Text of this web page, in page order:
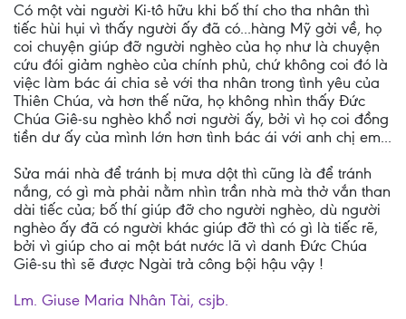
Có một vài người Ki-tô hữu khi bố thí cho tha nhân thì
tiếc hùi hụi vì thấy người ấy đã có...hàng Mỹ gởi về, họ
coi chuyện giúp đỡ người nghèo của họ như là chuyện
cứu đói giảm nghèo của chính phủ, chứ không coi đó là
việc làm bác ái chia sẻ với tha nhân trong tình yêu của
Thiên Chúa, và hơn thế nữa, họ không nhìn thấy Đức
Chúa Giê-su nghèo khổ nơi người ấy, bởi vì họ coi đồng
tiền dư ấy của mình lớn hơn tình bác ái với anh chị em...
Sửa mái nhà để tránh bị mưa dột thì cũng là để tránh
nắng, có gì mà phải nằm nhìn trần nhà mà thở vắn than
dài tiếc của; bố thí giúp đỡ cho người nghèo, dù người
nghèo ấy đã có người khác giúp đỡ thì có gì là tiếc rẽ,
bởi vì giúp cho ai một bát nước lã vì danh Đức Chúa
Giê-su thì sẽ được Ngài trả công bội hậu vậy !
Lm. Giuse Maria Nhân Tài, csjb.